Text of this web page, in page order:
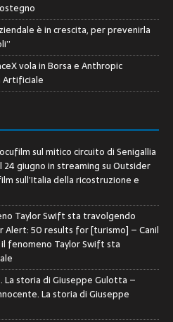
è in crescita, per prevenirla
vola in Borsa e Anthropic
Artificiale
sul mitico circuito di Senigallia
24 giugno in streaming su Outsider
sull’Italia della ricostruzione e
Taylor Swift sta travolgendo
Alert: 50 results for [turismo] – Canil
il fenomeno Taylor Swift sta
La storia di Giuseppe Gulotta –
La storia di Giuseppe